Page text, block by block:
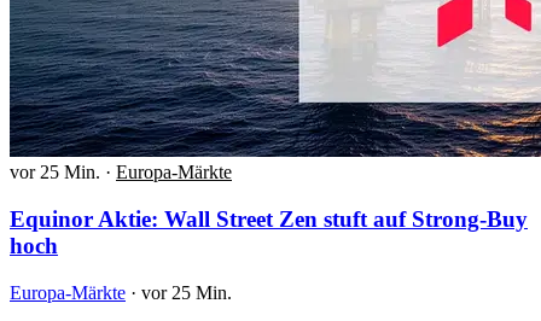
vor 25 Min. · Europa-Märkte
Equinor Aktie: Wall Street Zen stuft auf Strong-Buy
hoch
Europa-Märkte · vor 25 Min.